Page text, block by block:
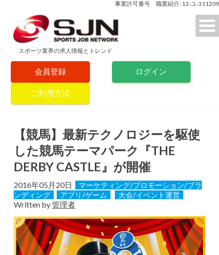
事業許可番号 職業紹介: 13-ユ-311209
スポーツ業界の求人情報とトレンド
会員登録 ログイン
ご利用方法
【競馬】最新テクノロジーを駆使
した競馬テーマパーク『THE
DERBY CASTLE』が開催
2016年05月20日
マーケティング/プロモーション/ブラ
ンディング
アプリ/ゲーム 大会/イベント運営
Written by管理者